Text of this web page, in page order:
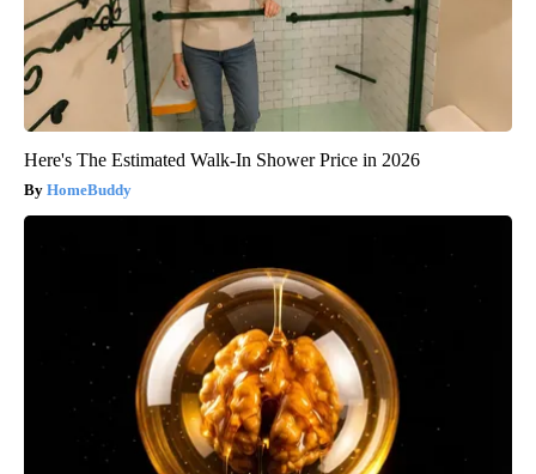
Here's The Estimated Walk-In Shower Price in 2026
HomeBuddy